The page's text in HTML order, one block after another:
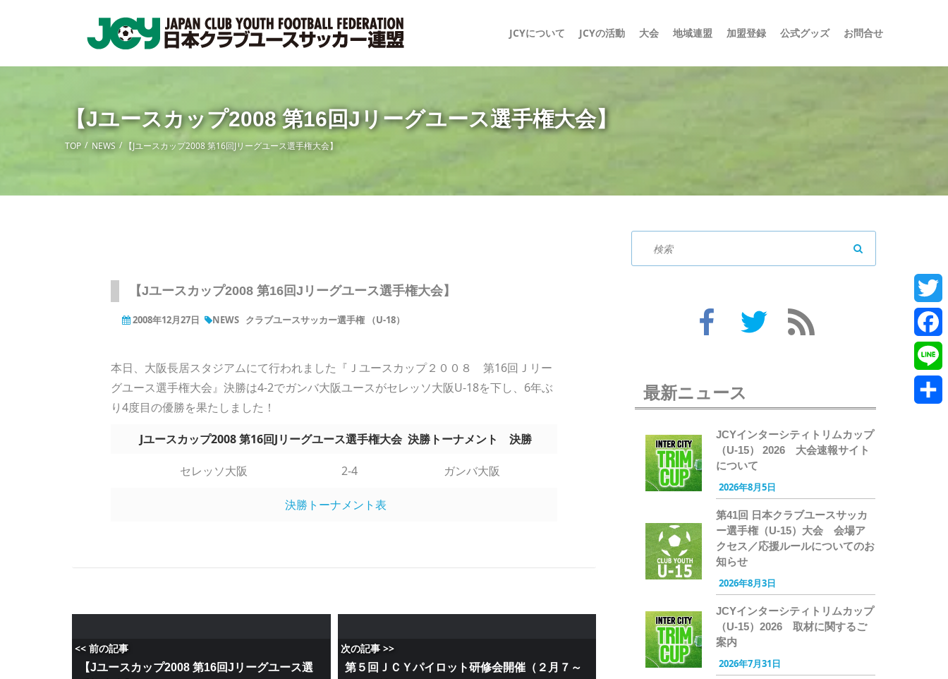
JCYについて JCYの活動 大会 地域連盟 加盟登録 公式グッズ お問合せ
【Jユースカップ2008 第16回Jリーグユース選手権大会】
TOP NEWS 【Jユースカップ2008 第16回Jリーグユース選手権大会】
【Jユースカップ2008 第16回Jリーグユース選手権大会】
2008年12月27日 NEWS クラブユースサッカー選手権 （U-18）
本日、大阪長居スタジアムにて行われました『Ｊユースカップ２００８ 第16回Ｊリー
グユース選手権大会』決勝は4-2でガンバ大阪ユースがセレッソ大阪U-18を下し、6年ぶ
り4度目の優勝を果たしました！
Jユースカップ2008 第16回Jリーグユース選手権大会 決勝トーナメント 決勝
セレッソ大阪 2-4 ガンバ大阪
決勝トーナメント表
<< 前の記事
【Jユースカップ2008 第16回Jリーグユース選
次の記事 >>
第５回ＪＣＹパイロット研修会開催（２月７～
最新ニュース
JCYインターシティトリムカップ
（U-15） 2026 大会速報サイト
について
2026年8月5日
第41回 日本クラブユースサッカ
ー選手権（U-15）大会 会場ア
クセス／応援ルールについてのお
知らせ
2026年8月3日
JCYインターシティトリムカップ
（U-15）2026 取材に関するご
案内
2026年7月31日
Line